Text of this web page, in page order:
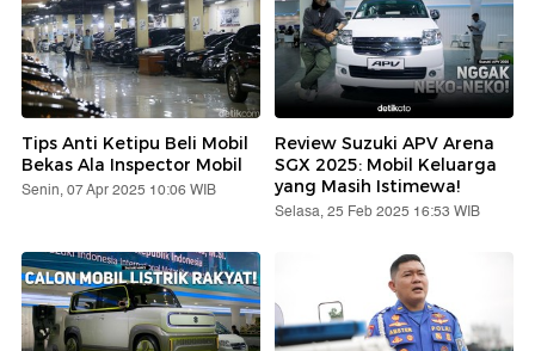
Tips Anti Ketipu Beli Mobil
Bekas Ala Inspector Mobil
Senin, 07 Apr 2025 10:06 WIB
Review Suzuki APV Arena
SGX 2025: Mobil Keluarga
yang Masih Istimewa!
Selasa, 25 Feb 2025 16:53 WIB